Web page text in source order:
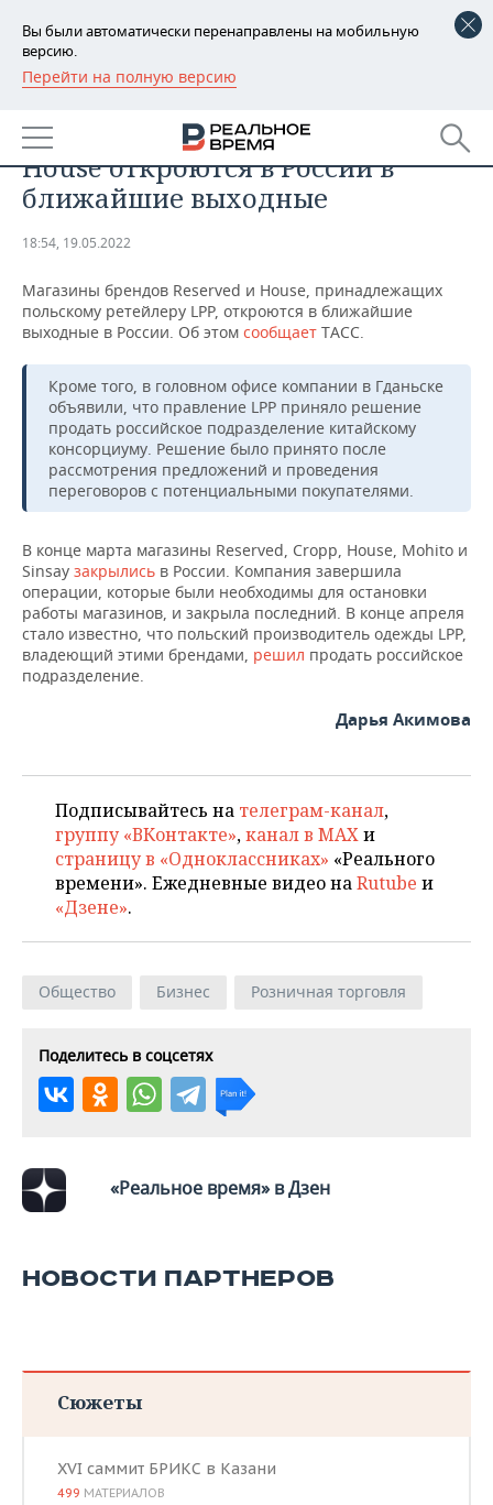
Вы были автоматически перенаправлены на мобильную
версию.
Перейти на полную версию
РЕГИОНЫ
БАШКОРТОСТАН
ТАТАРСТАН
НОВОСТИ
АНАЛИТИКА
ДЕКЛАРАЦИИ О ДОХОДАХ
КОРОЛИ ГОСЗАКАЗА ПФО
ВУЗЫ ТАТАРСТАНА
КОМУ ПРИНАДЛЕЖАТ
ТОРГОВЫЕ ЦЕНТРЫ
ТАТАРСТАНА
НОВОСТИ ЭКОНОМИКИ
ФИНАНСЫ
БАНКИ
БЮДЖЕТ
ИНВЕСТИЦИИ
ПРОМЫШЛЕННОСТЬ
НОВОСТИ
АГРОПРОМ
МАШИНОСТРОЕНИЕ
НЕФТЕХИМИЯ
НЕФТЬ
ОПК
ЭНЕРГЕТИКА
НЕДВИЖИМОСТЬ
НОВОСТИ НЕДВИЖИМОСТИ
АВТО
НОВОСТИ АВТО
БИЗНЕС
НОВОСТИ БИЗНЕСА
ТРАНСПОРТ
УСЛУГИ
ТЕХНОЛОГИИ
IT
МЕДИА
ТЕЛЕКОММУНИКАЦИИ
НОВОСТИ МЕРОПРИЯТИЙ
ВЫЕЗДНАЯ РЕДАКЦИЯ
БИЗНЕС-БРАНЧИ
СПОРТ
НОВОСТИ СПОРТА
ФУТБОЛ
ВОЛЕЙБОЛ
КИБЕРСПОРТ
ФИГУРНОЕ КАТАНИЕ
ВОДНЫЕ ВИДЫ СПОРТА
ОБЩЕСТВО
НОВОСТИ ОБЩЕСТВА
ИСТОРИЯ
КУЛЬТУРА
МЕДИЦИНА
ОБРАЗОВАНИЕ
ФОТОГАЛЕРЕЯ
СПИСОК ПЕРСОН
СПИСОК КОМПАНИЙ
ПОЛНАЯ ВЕРСИЯ
Магазины брендов Reserved и
House откроются в России в
ближайшие выходные
18:54, 19.05.2022
Магазины брендов Reserved и House, принадлежащих
польскому ретейлеру LPP, откроются в ближайшие
выходные в России. Об этом сообщает ТАСС.
Кроме того, в головном офисе компании в Гданьске
объявили, что правление LPP приняло решение
продать российское подразделение китайскому
консорциуму. Решение было принято после
рассмотрения предложений и проведения
переговоров с потенциальными покупателями.
В конце марта магазины Reserved, Cropp, House, Mohito и
Sinsay закрылись в России. Компания завершила
операции, которые были необходимы для остановки
работы магазинов, и закрыла последний. В конце апреля
стало известно, что польский производитель одежды LPP,
владеющий этими брендами, решил продать российское
подразделение.
Дарья Акимова
Подписывайтесь на телеграм-канал,
группу «ВКонтакте»,канал в MAXи
страницу в «Одноклассниках» «Реального
времени». Ежедневные видео наRutube и
«Дзене».
Общество Бизнес Розничная торговля
Поделитесь в соцсетях
«Реальное время» в Дзен
НОВОСТИ ПАРТНЕРОВ
Сюжеты
XVI саммит БРИКС в Казани
499 МАТЕРИАЛОВ